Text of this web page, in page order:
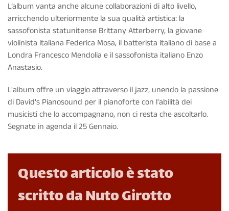
L’album vanta anche alcune collaborazioni di alto livello,
arricchendo ulteriormente la sua qualità artistica: la
sassofonista statunitense Brittany Atterberry, la giovane
violinista italiana Federica Mosa, il batterista italiano di base a
Londra Francesco Mendolia e il sassofonista italiano Enzo
Anastasio.
L'album offre un viaggio attraverso il jazz, unendo la passione
di David's Pianosound per il pianoforte con l'abilità dei
musicisti che lo accompagnano, non ci resta che ascoltarlo.
Segnate in agenda il 25 Gennaio.
Questo articolo è stato
scritto da Nuto Girotto